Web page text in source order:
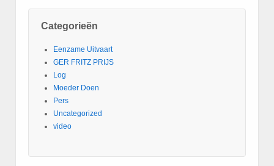
Categorieën
Eenzame Uitvaart
GER FRITZ PRIJS
Log
Moeder Doen
Pers
Uncategorized
video